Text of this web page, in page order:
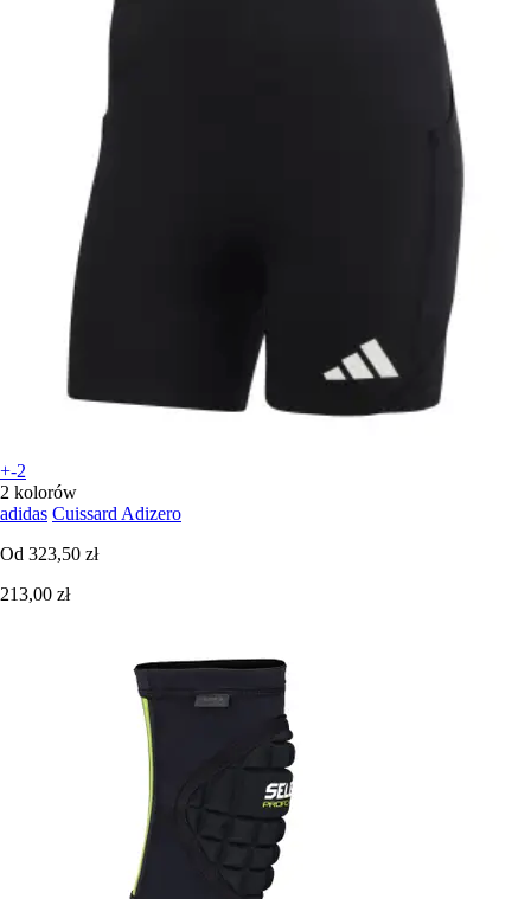
+-2
2 kolorów
adidas Cuissard Adizero
Od 323,50 zł
213,00 zł